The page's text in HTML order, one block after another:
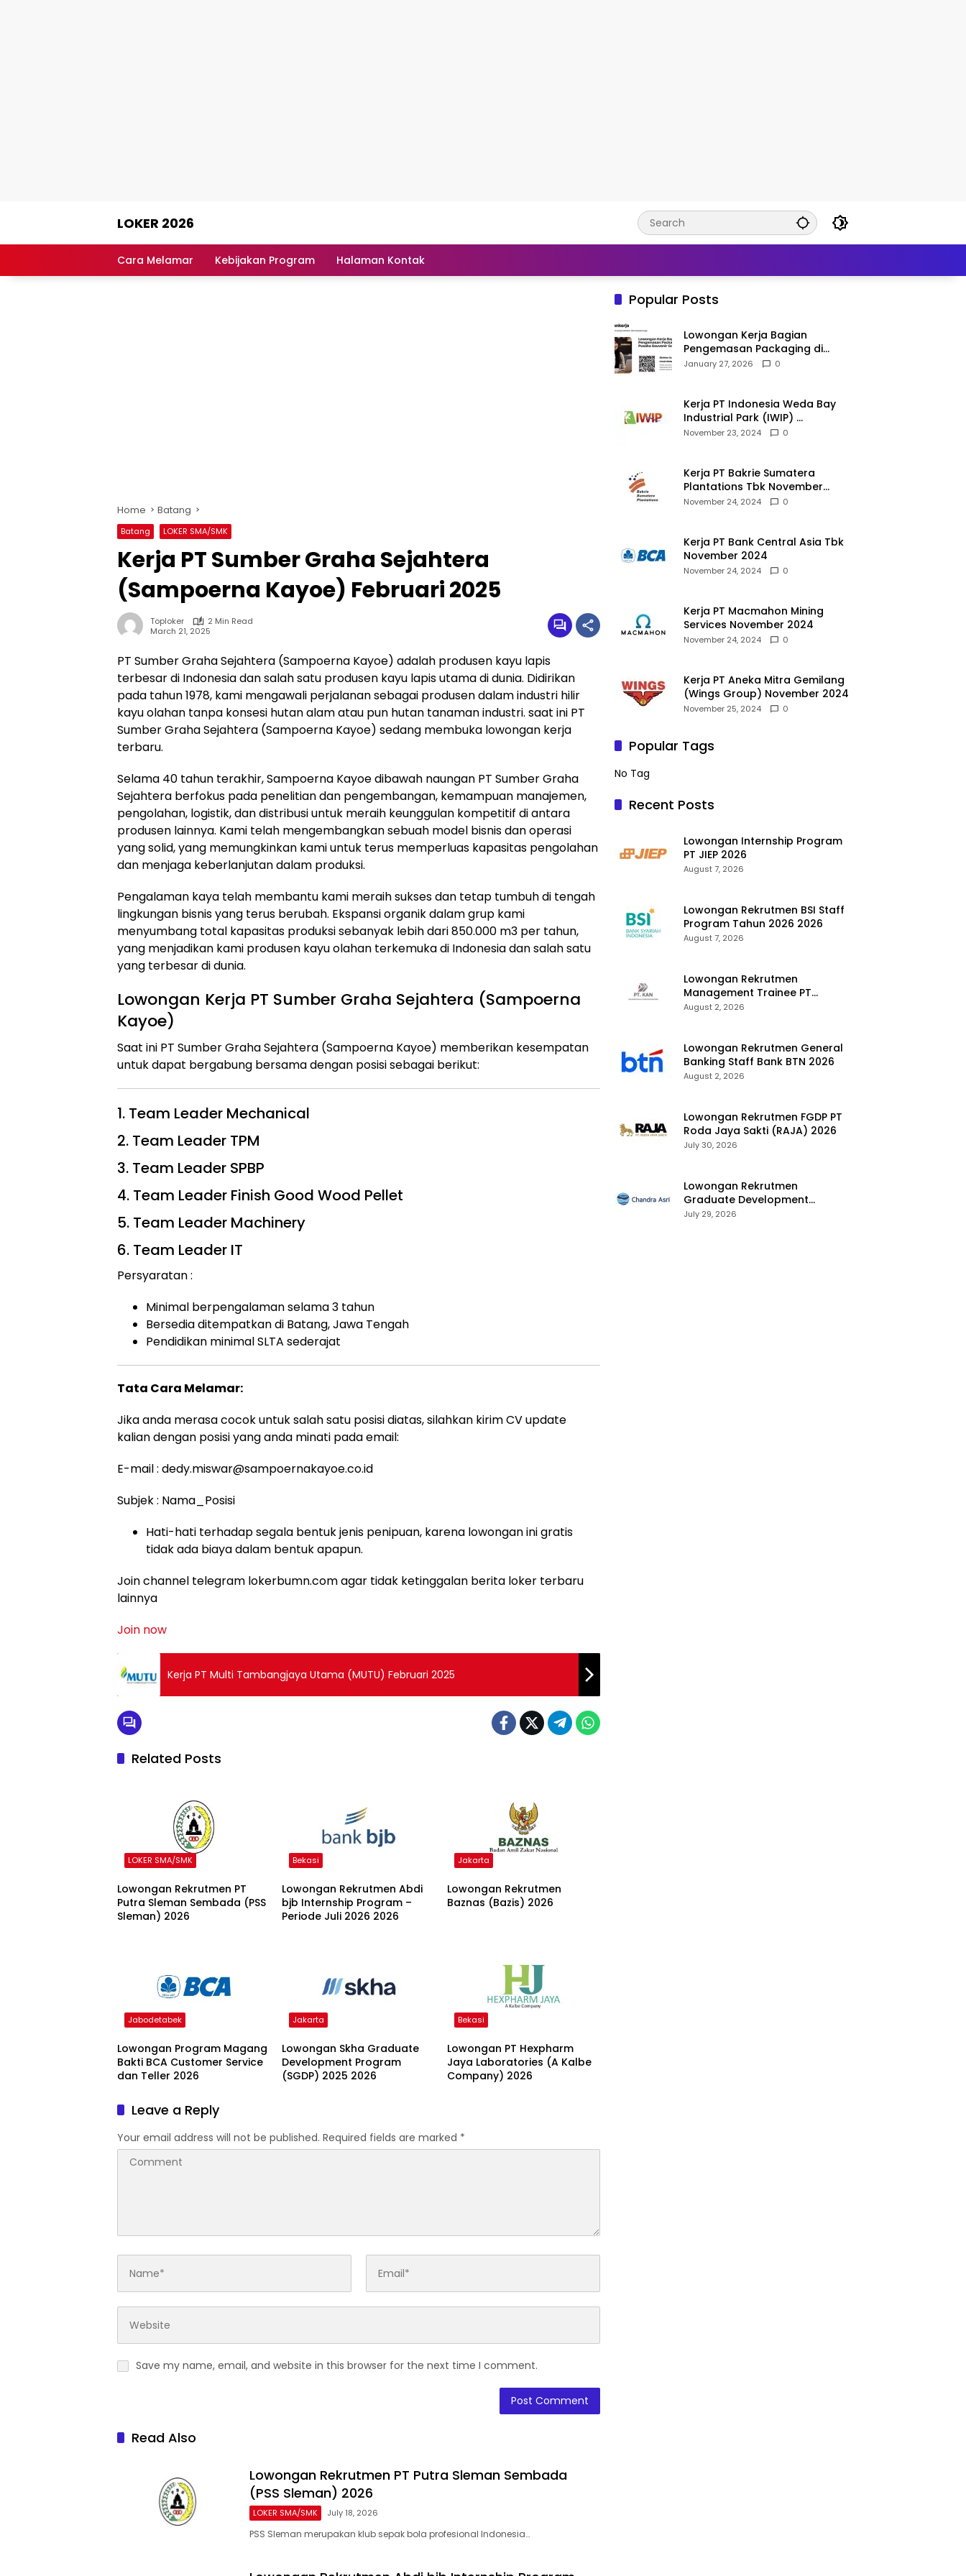
LOKER 2026
Lowongan
Cara Melamar Kebijakan Program Halaman Kontak
Home Batang
Batang LOKER SMA/SMK
Kerja PT Sumber Graha Sejahtera
(Sampoerna Kayoe) Februari 2025
Toploker
2 Min Read
March 21, 2025
PT Sumber Graha Sejahtera (Sampoerna Kayoe) adalah produsen kayu lapis
terbesar di Indonesia dan salah satu produsen kayu lapis utama di dunia. Didirikan
pada tahun 1978, kami mengawali perjalanan sebagai produsen dalam industri hilir
kayu olahan tanpa konsesi hutan alam atau pun hutan tanaman industri. saat ini PT
Sumber Graha Sejahtera (Sampoerna Kayoe) sedang membuka lowongan kerja
terbaru.
Selama 40 tahun terakhir, Sampoerna Kayoe dibawah naungan PT Sumber Graha
Sejahtera berfokus pada penelitian dan pengembangan, kemampuan manajemen,
pengolahan, logistik, dan distribusi untuk meraih keunggulan kompetitif di antara
produsen lainnya. Kami telah mengembangkan sebuah model bisnis dan operasi
yang solid, yang memungkinkan kami untuk terus memperluas kapasitas pengolahan
dan menjaga keberlanjutan dalam produksi.
Pengalaman kaya telah membantu kami meraih sukses dan tetap tumbuh di tengah
lingkungan bisnis yang terus berubah. Ekspansi organik dalam grup kami
menyumbang total kapasitas produksi sebanyak lebih dari 850.000 m3 per tahun,
yang menjadikan kami produsen kayu olahan terkemuka di Indonesia dan salah satu
yang terbesar di dunia.
Lowongan Kerja PT Sumber Graha Sejahtera (Sampoerna
Kayoe)
Saat ini PT Sumber Graha Sejahtera (Sampoerna Kayoe) memberikan kesempatan
untuk dapat bergabung bersama dengan posisi sebagai berikut:
1. Team Leader Mechanical
2. Team Leader TPM
3. Team Leader SPBP
4. Team Leader Finish Good Wood Pellet
5. Team Leader Machinery
6. Team Leader IT
Persyaratan :
Minimal berpengalaman selama 3 tahun
Bersedia ditempatkan di Batang, Jawa Tengah
Pendidikan minimal SLTA sederajat
Tata Cara Melamar:
Jika anda merasa cocok untuk salah satu posisi diatas, silahkan kirim CV update
kalian dengan posisi yang anda minati pada email:
E-mail : dedy.miswar@sampoernakayoe.co.id
Subjek : Nama_Posisi
Hati-hati terhadap segala bentuk jenis penipuan, karena lowongan ini gratis
tidak ada biaya dalam bentuk apapun.
Join channel telegram lokerbumn.com agar tidak ketinggalan berita loker terbaru
lainnya
Join now
Kerja PT Multi Tambangjaya Utama (MUTU) Februari 2025
Related Posts
LOKER SMA/SMK
Lowongan Rekrutmen PT
Putra Sleman Sembada (PSS
Sleman) 2026
Bekasi
Lowongan Rekrutmen Abdi
bjb Internship Program –
Periode Juli 2026 2026
Jakarta
Lowongan Rekrutmen
Baznas (Bazis) 2026
Jabodetabek
Lowongan Program Magang
Bakti BCA Customer Service
dan Teller 2026
Jakarta
Lowongan Skha Graduate
Development Program
(SGDP) 2025 2026
Bekasi
Lowongan PT Hexpharm
Jaya Laboratories (A Kalbe
Company) 2026
Leave a Reply
Your email address will not be published. Required fields are marked *
Save my name, email, and website in this browser for the next time I comment.
Read Also
Lowongan Rekrutmen PT Putra Sleman Sembada
(PSS Sleman) 2026
LOKER SMA/SMK July 18, 2026
PSS Sleman merupakan klub sepak bola profesional Indonesia…
Popular Posts
Lowongan Kerja Bagian
Pengemasan Packaging di
Pusaka Souvenir Gallery
January 27, 2026 0
Kerja PT Indonesia Weda Bay
Industrial Park (IWIP)
November 2024
November 23, 2024 0
Kerja PT Bakrie Sumatera
Plantations Tbk November
2024
November 24, 2024 0
Kerja PT Bank Central Asia Tbk
November 2024
November 24, 2024 0
Kerja PT Macmahon Mining
Services November 2024
November 24, 2024 0
Kerja PT Aneka Mitra Gemilang
(Wings Group) November 2024
November 25, 2024 0
Popular Tags
No Tag
Recent Posts
Lowongan Internship Program
PT JIEP 2026
August 7, 2026
Lowongan Rekrutmen BSI Staff
Program Tahun 2026 2026
August 7, 2026
Lowongan Rekrutmen
Management Trainee PT
Kalimantan Alumina Nusantara
August 2, 2026
Lowongan Rekrutmen General
Banking Staff Bank BTN 2026
August 2, 2026
Lowongan Rekrutmen FGDP PT
Roda Jaya Sakti (RAJA) 2026
July 30, 2026
Lowongan Rekrutmen
Graduate Development
Program Chandra Asri Group
July 29, 2026